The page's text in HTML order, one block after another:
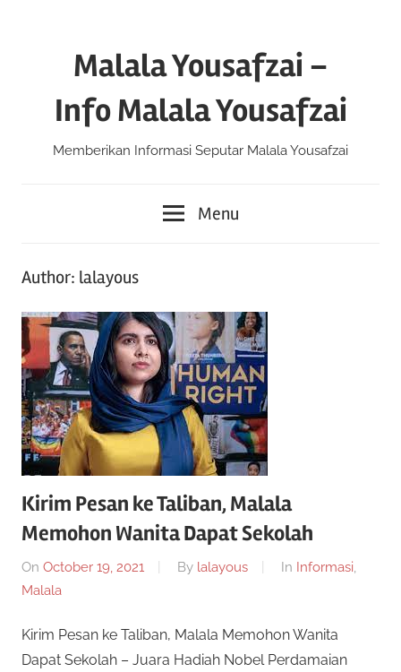
Malala Yousafzai –
Info Malala Yousafzai
Memberikan Informasi Seputar Malala Yousafzai
Menu
Author: lalayous
Kirim Pesan ke Taliban, Malala
Memohon Wanita Dapat Sekolah
On October 19, 2021 By lalayous In Informasi,
Malala
Kirim Pesan ke Taliban, Malala Memohon Wanita
Dapat Sekolah – Juara Hadiah Nobel Perdamaian